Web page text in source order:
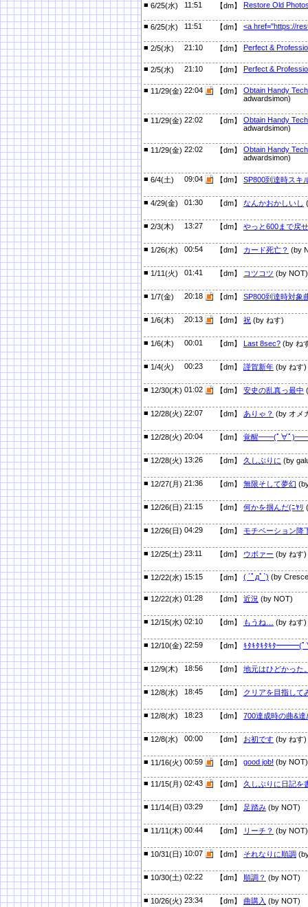
■ 6/25(水) 11:51 【dm】 Restore Old
■ 6/25(水) 11:51 【dm】 <a href="https://
■ 2/5(水) 21:10 【dm】 Perfect &
■ 2/5(水) 21:10 【dm】 Perfect &
■ 11/29(金) 22:04 【dm】 Obtain Handy
adwardsimon)
■ 11/29(金) 22:02 【dm】 Obtain Handy
adwardsimon)
■ 11/29(金) 22:02 【dm】 Obtain Handy
adwardsimon)
■ 6/4(土) 09:04 【dm】 SP800到達時スキ
■ 4/29(金) 01:30 【dm】 なんかおかしいし
■ 2/3(木) 13:27 【dm】 やっと600まで戻
■ 1/26(水) 00:54 【dm】 カード死亡？ (by
■ 1/11(火) 01:41 【dm】 コツコツ (by NOT)
■ 1/7(金) 20:18 【dm】 SP800到達時対象
■ 1/6(木) 20:13 【dm】 祝 (by ねす)
■ 1/6(木) 00:01 【dm】 Last 8sec? (by ね
■ 1/4(火) 00:23 【dm】 謹賀新年 (by ねす)
■ 12/30(木) 01:02 【dm】 安史の乱真っ最中
■ 12/28(火) 22:07 【dm】 ありゃ？ (by オメ
■ 12/28(火) 20:04 【dm】 覚醒━━(ﾟ∀ﾟ
■ 12/28(火) 13:26 【dm】 久しぶりに (by
■ 12/27(月) 21:36 【dm】 無限そして夢幻
■ 12/26(日) 21:15 【dm】 何かを掴んだ(ﾆﾔﾘ
■ 12/26(日) 04:29 【dm】 モチベーション降
■ 12/25(土) 23:11 【dm】 ウボァー (by ねす)
■ 12/22(水) 15:15 【dm】 ( ´ﾟдﾟ`) (by
■ 12/22(水) 01:28 【dm】 近況 (by NOT)
■ 12/15(水) 02:10 【dm】 もうね… (by ねす)
■ 12/10(金) 22:59 【dm】 ｷﾀｷﾀｷﾀｷﾀ━━━(
■ 12/9(木) 18:56 【dm】 地元はひどかった
■ 12/8(水) 18:45 【dm】 クリアを目指して
■ 12/8(水) 18:23 【dm】 700達成時の曲&達
■ 12/8(水) 00:00 【dm】 お初です (by ねす)
■ 11/16(火) 00:59 【dm】 good job! (by NOT)
■ 11/15(月) 02:43 【dm】 久しぶりに日記を
■ 11/14(日) 03:29 【dm】 足踏み (by NOT)
■ 11/11(木) 00:44 【dm】 リーチ？ (by NOT)
■ 10/31(日) 10:07 【dm】 それなりに順調
■ 10/30(土) 02:22 【dm】 順調？ (by NOT)
■ 10/26(火) 23:34 【dm】 曲購入 (by NOT)